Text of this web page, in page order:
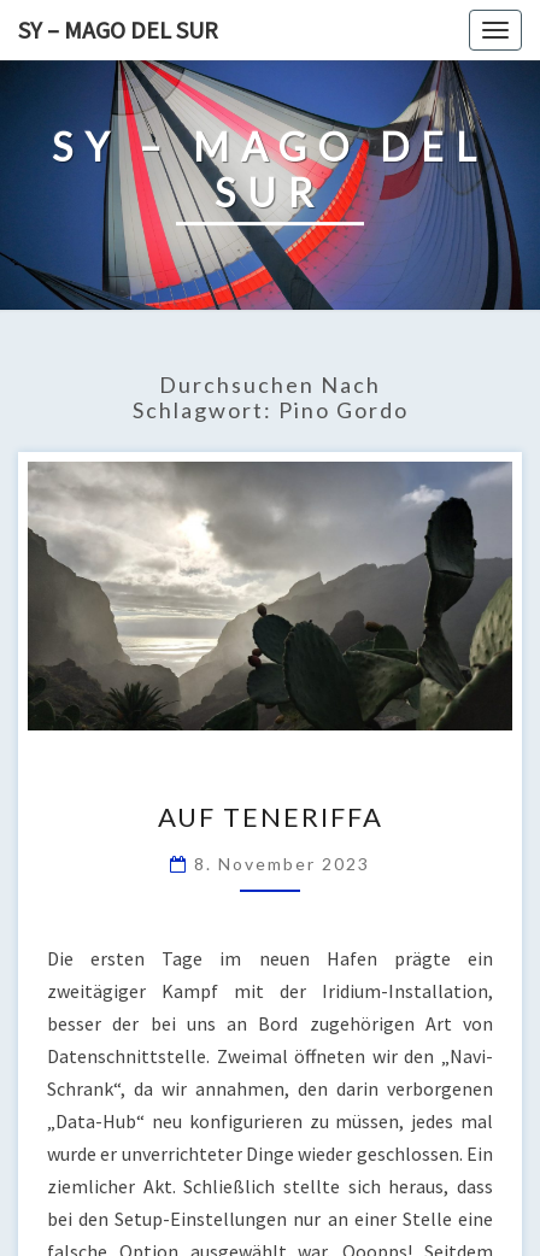
SY – MAGO DEL SUR
SY – MAGO DEL
SUR
Durchsuchen Nach
Schlagwort: Pino Gordo
TENERIFFA
AUF TENERIFFA
8. November 2023
Die ersten Tage im neuen Hafen prägte ein
zweitägiger Kampf mit der Iridium-Installation,
besser der bei uns an Bord zugehörigen Art von
Datenschnittstelle. Zweimal öffneten wir den „Navi-
Schrank“, da wir annahmen, den darin verborgenen
„Data-Hub“ neu konfigurieren zu müssen, jedes mal
wurde er unverrichteter Dinge wieder geschlossen. Ein
ziemlicher Akt. Schließlich stellte sich heraus, dass
bei den Setup-Einstellungen nur an einer Stelle eine